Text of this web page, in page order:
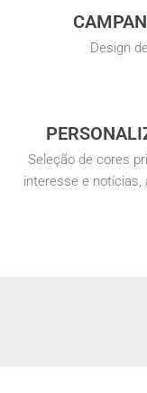
Design
Seleção de cores
interesse e notícias,